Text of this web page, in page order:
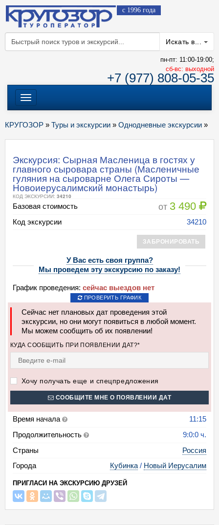
с 1996 года
Искать в...
пн-пт: 11:00-19:00;
cб-вс: выходной
+7 (977) 808-05-35
Меню
КРУГОЗОР » Туры и экскурсии » Однодневные экскурсии »
Экскурсия: Сырная Масленица в гостях у
главного сыровара страны (Масленичные
гуляния на сыроварне Олега Сироты —
Новоиерусалимский монастырь)
КОД ЭКСКУРСИИ: 34210
Базовая стоимость от 3 490
Код экскурсии 34210
ЗАБРОНИРОВАТЬ
У Вас есть своя группа?
Мы проведем эту экскурсию по заказу!
График проведения: сейчас выездов нет
ПРОВЕРИТЬ ГРАФИК
Сейчас нет плановых дат проведения этой
экскурсии, но они могут появиться в любой момент.
Мы можем сообщить об их появлении!
КУДА СООБЩИТЬ ПРИ ПОЯВЛЕНИИ ДАТ?*
Хочу получать еще и спецпредложения
СООБЩИТЕ МНЕ О ПОЯВЛЕНИИ ДАТ
Время начала
11:15
Продолжительность
9:0:0 ч.
Страны
Россия
Города
Кубинка / Новый Иерусалим
ПРИГЛАСИ НА ЭКСКУРСИЮ ДРУЗЕЙ